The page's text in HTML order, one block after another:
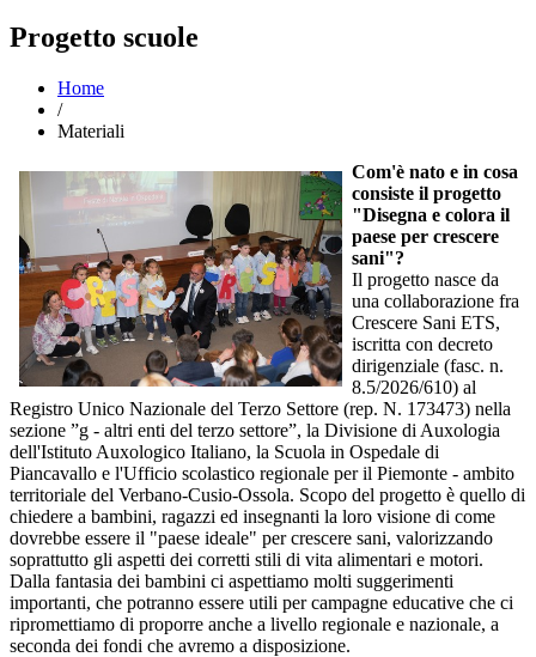
Progetto scuole
Home
/
Materiali
Com'è nato e in cosa
consiste il progetto
"Disegna e colora il
paese per crescere
sani"?
Il progetto nasce da
una collaborazione fra
Crescere Sani ETS,
iscritta con decreto
dirigenziale (fasc. n.
8.5/2026/610) al
Registro Unico Nazionale del Terzo Settore (rep. N. 173473) nella
sezione ”g - altri enti del terzo settore”, la Divisione di Auxologia
dell'Istituto Auxologico Italiano, la Scuola in Ospedale di
Piancavallo e l'Ufficio scolastico regionale per il Piemonte - ambito
territoriale del Verbano-Cusio-Ossola. Scopo del progetto è quello di
chiedere a bambini, ragazzi ed insegnanti la loro visione di come
dovrebbe essere il "paese ideale" per crescere sani, valorizzando
soprattutto gli aspetti dei corretti stili di vita alimentari e motori.
Dalla fantasia dei bambini ci aspettiamo molti suggerimenti
importanti, che potranno essere utili per campagne educative che ci
ripromettiamo di proporre anche a livello regionale e nazionale, a
seconda dei fondi che avremo a disposizione.